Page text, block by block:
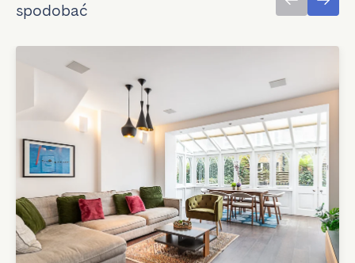
spodobać